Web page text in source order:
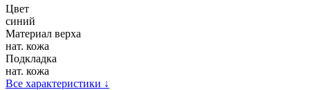
Цвет
синий
Материал верха
нат. кожа
Подкладка
нат. кожа
Все характеристики ↓